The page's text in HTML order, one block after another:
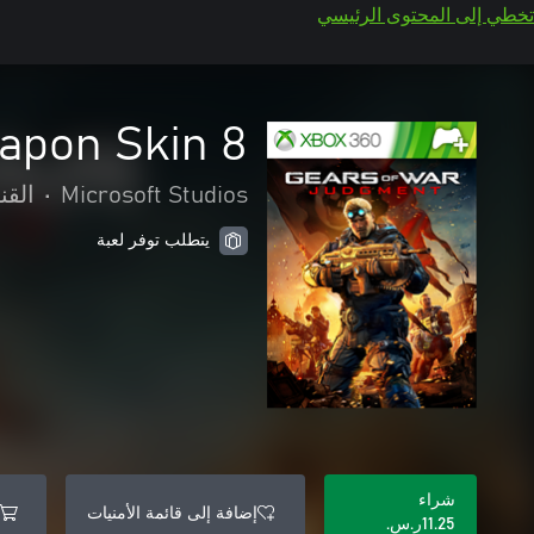
تخطي إلى المحتوى الرئيسي
8 Ball Weapon Skin
Microsoft Studios
•
يتطلب توفر لعبة
شراء
‪ر.س.‏‎11.25‬
إضافة إلى قائمة الأمنيات